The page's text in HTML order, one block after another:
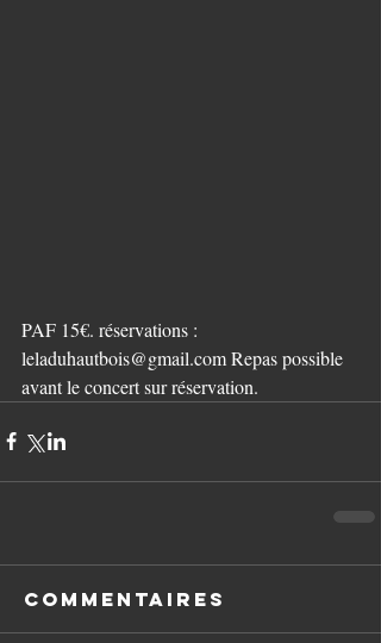
PAF 15€. réservations :
leladuhautbois@gmail.com Repas possible
avant le concert sur réservation.
Commentaires